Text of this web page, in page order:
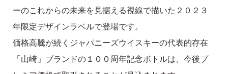
ーのこれからの未来を見据える視線で描いた２０２３
年限定デザインラベルで登場です。
価格高騰が続くジャパニーズウイスキーの代表的存在
「山崎」ブランドの１００周年記念ボトルは、今後プ